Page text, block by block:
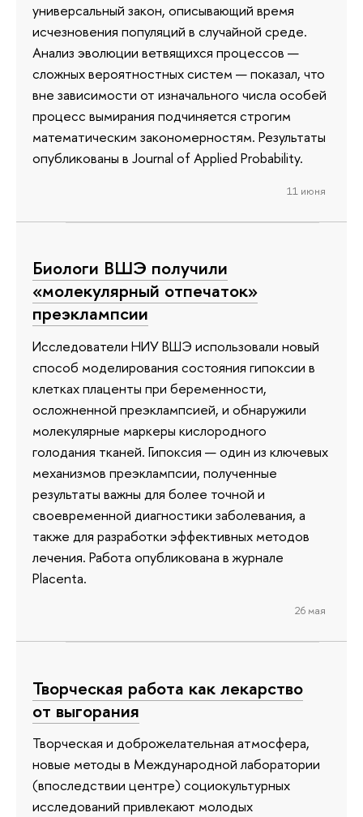
универсальный закон, описывающий время
исчезновения популяций в случайной среде.
Анализ эволюции ветвящихся процессов —
сложных вероятностных систем — показал, что
вне зависимости от изначального числа особей
процесс вымирания подчиняется строгим
математическим закономерностям. Результаты
опубликованы в Journal of Applied Probability.
11 июня
Биологи ВШЭ получили
«молекулярный отпечаток»
преэклампсии
Исследователи НИУ ВШЭ использовали новый
способ моделирования состояния гипоксии в
клетках плаценты при беременности,
осложненной преэклампсией, и обнаружили
молекулярные маркеры кислородного
голодания тканей. Гипоксия — один из ключевых
механизмов преэклампсии, полученные
результаты важны для более точной и
своевременной диагностики заболевания, а
также для разработки эффективных методов
лечения. Работа опубликована в журнале
Placenta.
26 мая
Творческая работа как лекарство
от выгорания
Творческая и доброжелательная атмосфера,
новые методы в Международной лаборатории
(впоследствии центре) социокультурных
исследований привлекают молодых